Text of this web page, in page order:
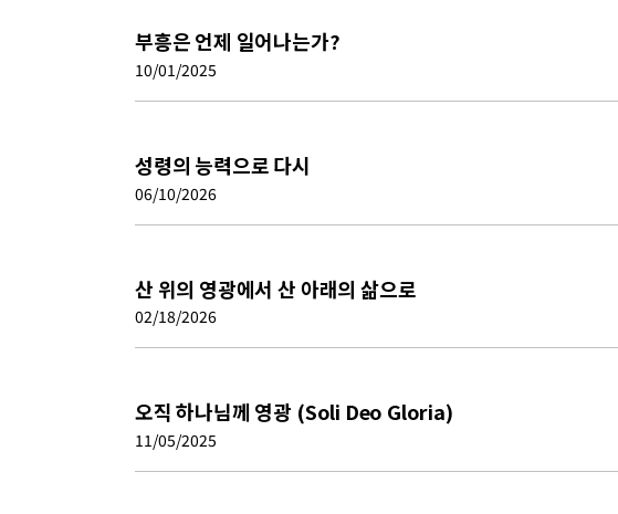
부흥은 언제 일어나는가?
10/01/2025
성령의 능력으로 다시
06/10/2026
산 위의 영광에서 산 아래의 삶으로
02/18/2026
오직 하나님께 영광 (Soli Deo Gloria)
11/05/2025